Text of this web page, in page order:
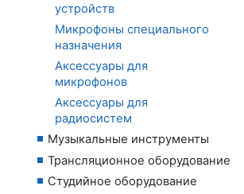
устройств
Микрофоны специального
назначения
Аксессуары для
микрофонов
Аксессуары для
радиосистем
Музыкальные инструменты
Трансляционное оборудование
Студийное оборудование